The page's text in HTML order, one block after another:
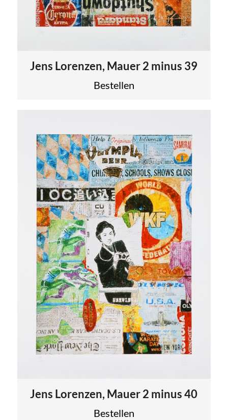
Jens Lorenzen, Mauer 2 minus 39
Bestellen
Jens Lorenzen, Mauer 2 minus 40
Bestellen